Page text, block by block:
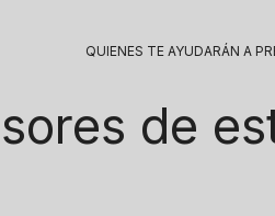
QUIENES TE AYUDARÁN A
de